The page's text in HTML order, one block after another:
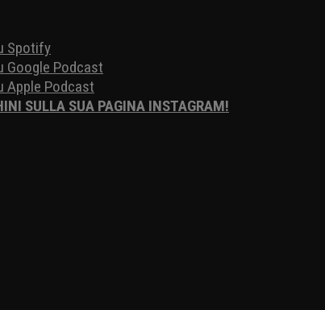
Spotify
Google Podcast
Apple Podcast
SULLA SUA PAGINA INSTAGRAM!